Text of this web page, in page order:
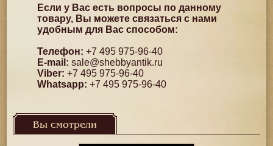
Если у Вас есть вопросы по данному
товару, Вы можете связаться с нами
удобным для Вас способом:
Телефон: +7 495 975-96-40
E-mail: sale@shebbyantik.ru
Viber: +7 495 975-96-40
Whatsapp: +7 495 975-96-40
Вы смотрели